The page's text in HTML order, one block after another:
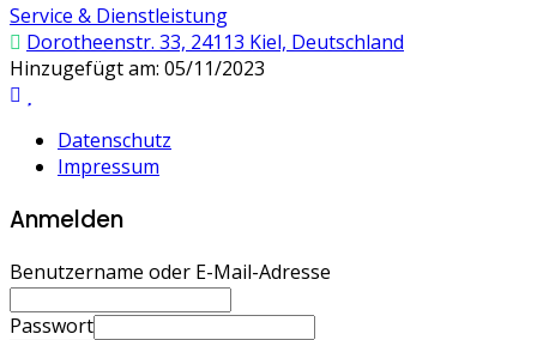
Service & Dienstleistung
Dorotheenstr. 33, 24113 Kiel, Deutschland
Hinzugefügt am: 05/11/2023
Datenschutz
Impressum
Anmelden
Benutzername oder E-Mail-Adresse
Passwort